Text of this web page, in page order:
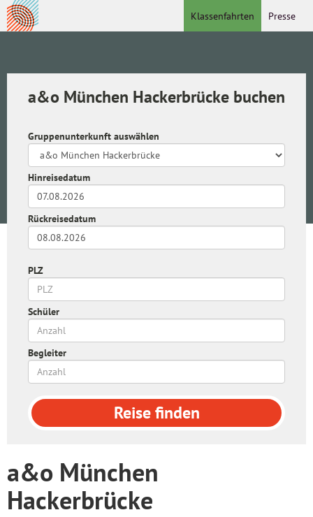
Presse
Klassenfahrten
a&o München Hackerbrücke buchen
Gruppenunterkunft auswählen
Hinreisedatum
Rückreisedatum
PLZ
Schüler
Begleiter
Reisefinden
a&o München
Hackerbrücke